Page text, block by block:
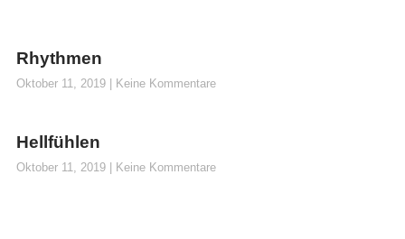
Rhythmen
Oktober 11, 2019 Keine Kommentare
Hellfühlen
Oktober 11, 2019 Keine Kommentare